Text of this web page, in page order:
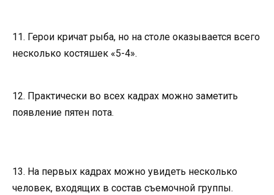
11. Герои кричат рыба, но на столе оказывается всего
несколько костяшек «5-4».
12. Практически во всех кадрах можно заметить
появление пятен пота.
13. На первых кадрах можно увидеть несколько
человек, входящих в состав съемочной группы.